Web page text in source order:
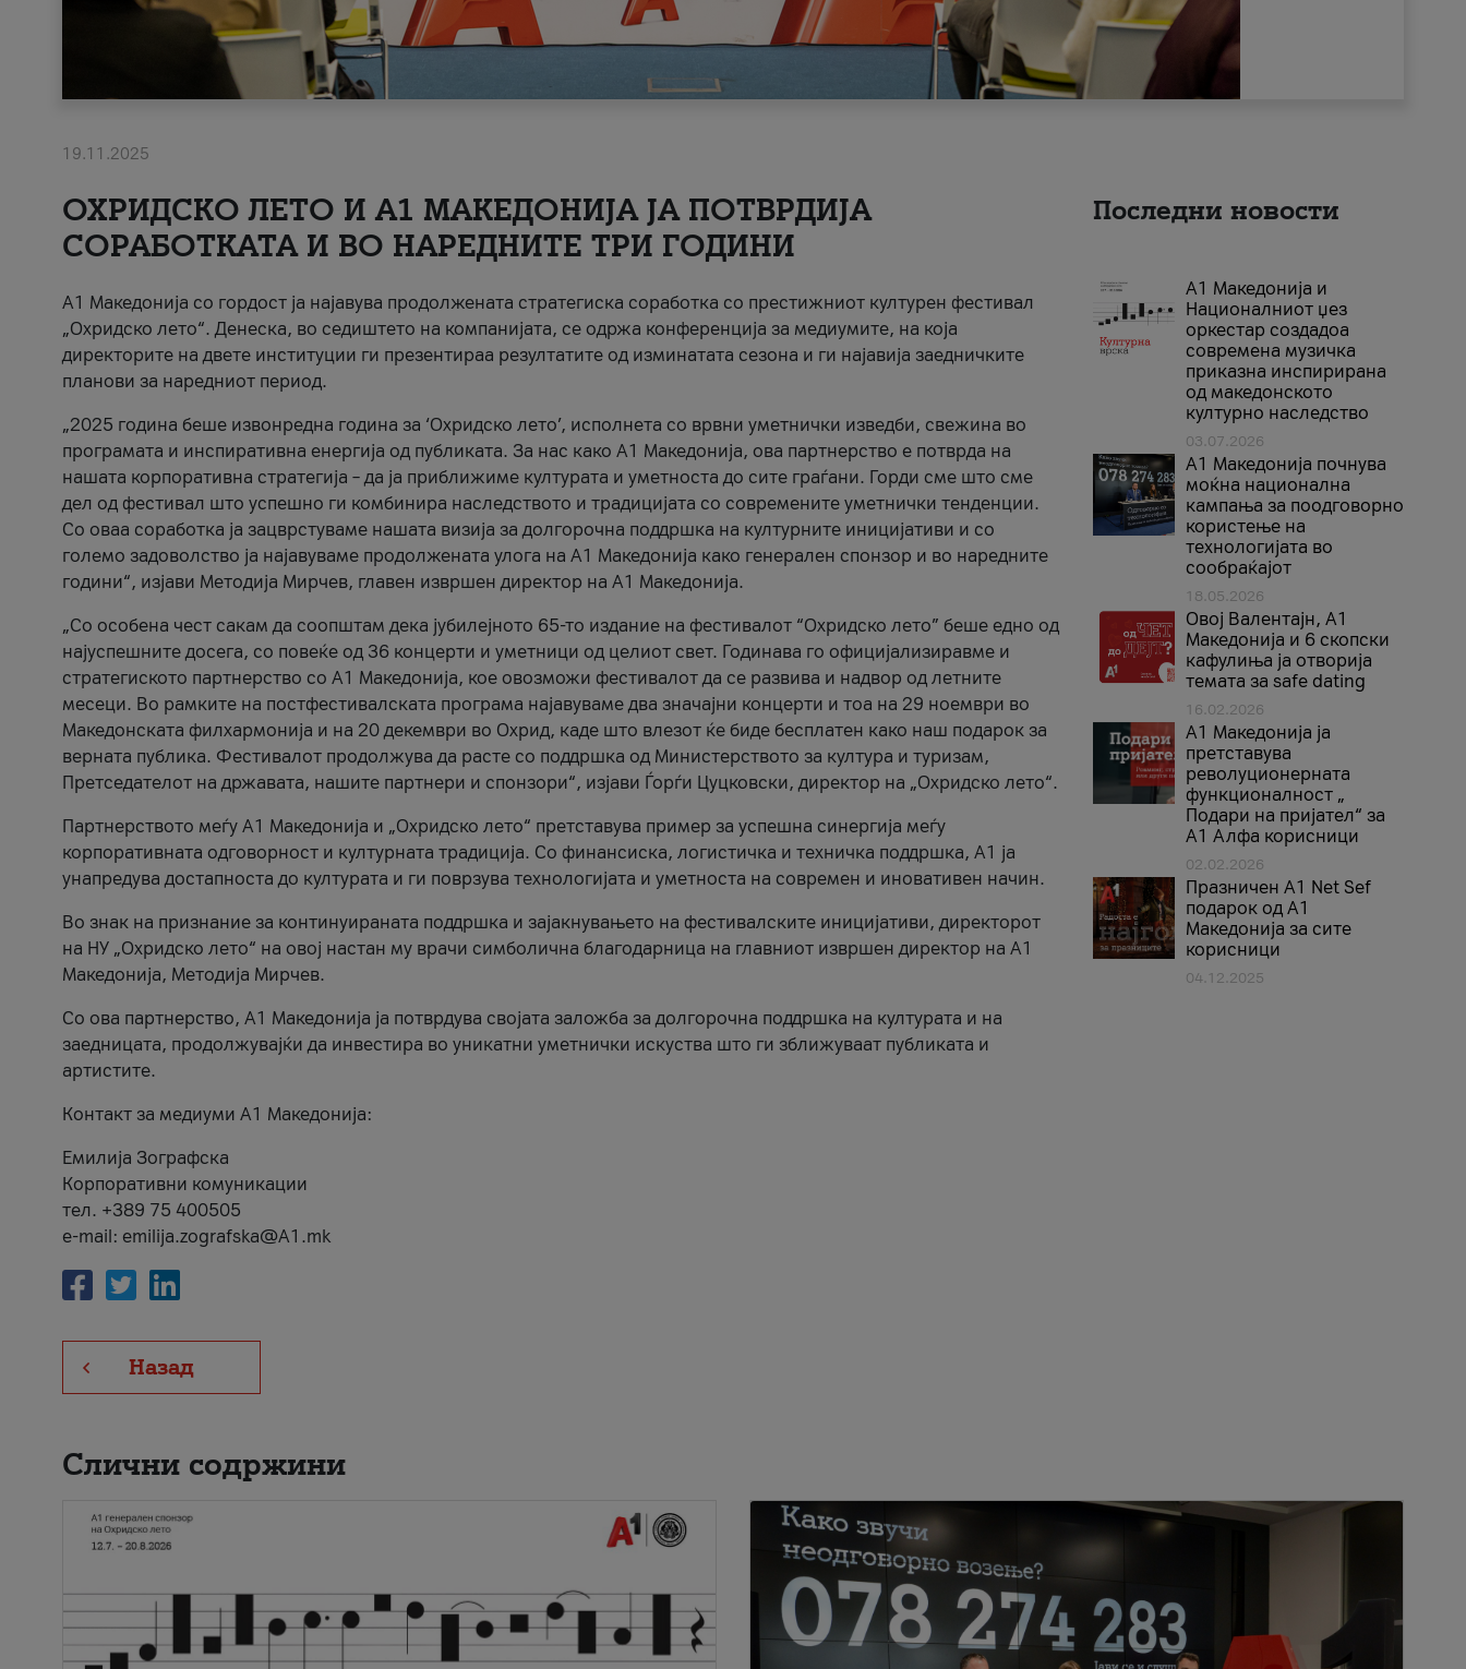
19.11.2025
ОХРИДСКО ЛЕТО И A1 МАКЕДОНИЈА ЈА ПОТВРДИЈА
СОРАБОТКАТА И ВО НАРЕДНИТЕ ТРИ ГОДИНИ
A1 Македонија со гордост ја најавува продолжената стратегиска соработка со престижниот културен фестивал
„Охридско лето“. Денеска, во седиштето на компанијата, се одржа конференција за медиумите, на која
директорите на двете институции ги презентираа резултатите од изминатата сезона и ги најавија заедничките
планови за наредниот период.
„2025 година беше извонредна година за ‘Охридско лето’, исполнета со врвни уметнички изведби, свежина во
програмата и инспиративна енергија од публиката. За нас како A1 Македонија, ова партнерство е потврда на
нашата корпоративна стратегија – да ја приближиме културата и уметноста до сите граѓани. Горди сме што сме
дел од фестивал што успешно ги комбинира наследството и традицијата со современите уметнички тенденции.
Со оваа соработка ја зацврстуваме нашата визија за долгорочна поддршка на културните иницијативи и со
големо задоволство ја најавуваме продолжената улога на A1 Македонија како генерален спонзор и во наредните
години“, изјави Методија Мирчев, главен извршен директор на A1 Македонија.
„Со особена чест сакам да соопштам дека јубилејното 65-то издание на фестивалот “Охридско лето” беше едно од
најуспешните досега, со повеќе од 36 концерти и уметници од целиот свет. Годинава го официјализиравме и
стратегиското партнерство со А1 Македонија, кое овозможи фестивалот да се развива и надвор од летните
месеци. Во рамките на постфестивалската програма најавуваме два значајни концерти и тоа на 29 ноември во
Македонската филхармонија и на 20 декември во Охрид, каде што влезот ќе биде бесплатен како наш подарок за
верната публика. Фестивалот продолжува да расте со поддршка од Министерството за култура и туризам,
Претседателот на државата, нашите партнери и спонзори“, изјави Ѓорѓи Цуцковски, директор на „Охридско лето“.
Партнерството меѓу A1 Македонија и „Охридско лето“ претставува пример за успешна синергија меѓу
корпоративната одговорност и културната традиција. Со финансиска, логистичка и техничка поддршка, A1 ја
унапредува достапноста до културата и ги поврзува технологијата и уметноста на современ и иновативен начин.
Во знак на признание за континуираната поддршка и зајакнувањето на фестивалските иницијативи, директорот
на НУ „Охридско лето“ на овој настан му врачи симболична благодарница на главниот извршен директор на A1
Македонија, Методија Мирчев.
Со ова партнерство, A1 Македонија ја потврдува својата заложба за долгорочна поддршка на културата и на
заедницата, продолжувајќи да инвестира во уникатни уметнички искуства што ги зближуваат публиката и
артистите.
Контакт за медиуми А1 Македонија:
Емилија Зографска
Корпоративни комуникации
тел. +389 75 400505
e-mail: emilija.zografska@A1.mk
Назад
Последни новости
А1 Македонија и
Националниот џез
оркестар создадоа
современа музичка
приказна инспирирана
од македонското
културно наследство
03.07.2026
A1 Македонија почнува
моќна национална
кампања за поодговорно
користење на
технологијата во
сообраќајот
18.05.2026
Овој Валентајн, A1
Македонија и 6 скопски
кафулиња ја отворија
темата за safe dating
16.02.2026
А1 Македонија ја
претставува
револуционерната
функционалност „
Подари на пријател“ за
А1 Алфа корисници
02.02.2026
Празничен A1 Net Sеf
подарок од А1
Македонија за сите
корисници
04.12.2025
Слични содржини